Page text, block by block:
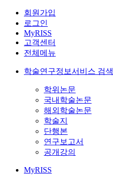
회원가입
로그인
MyRISS
고객센터
전체메뉴
학술연구정보서비스 검색
학위논문
국내학술논문
해외학술논문
학술지
단행본
연구보고서
공개강의
MyRISS